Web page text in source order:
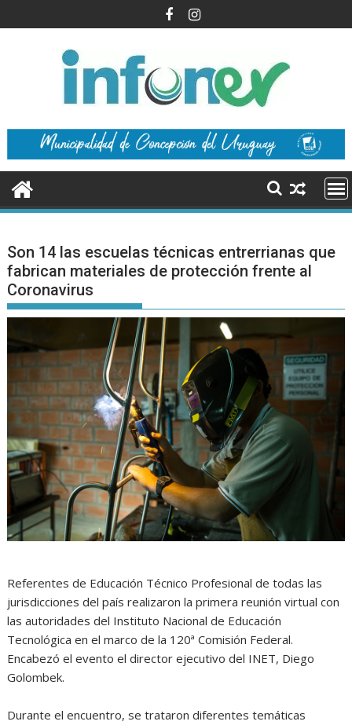
al
Son 14 las escuelas técnicas entrerrianas que
fabrican materiales de protección frente al
Coronavirus
Referentes de Educación Técnico Profesional de todas las
jurisdicciones del país realizaron la primera reunión virtual con
las autoridades del Instituto Nacional de Educación
Tecnológica en el marco de la 120ª Comisión Federal.
Encabezó el evento el director ejecutivo del INET, Diego
Golombek.
Durante el encuentro, se trataron diferentes temáticas